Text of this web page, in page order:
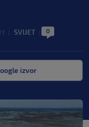
SVIJET 0
izvor